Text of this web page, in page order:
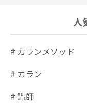
人
# カランメソッド
# カラン
# 講師